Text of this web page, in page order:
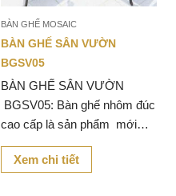
BÀN GHẾ MOSAIC
BÀN GHẾ SÂN VƯỜN
BGSV05
BÀN GHẾ SÂN VƯỜN
BGSV05: Bàn ghế nhôm đúc
cao cấp là sản phẩm mới
được ra mắt với chất liệu
chắc chắn, bền bỉ phù hợp
Xem chi tiết